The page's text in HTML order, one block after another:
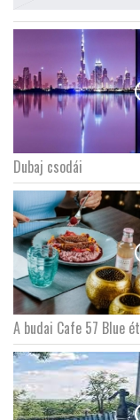
Dubaj csodái
A budai Cafe 57 Blue